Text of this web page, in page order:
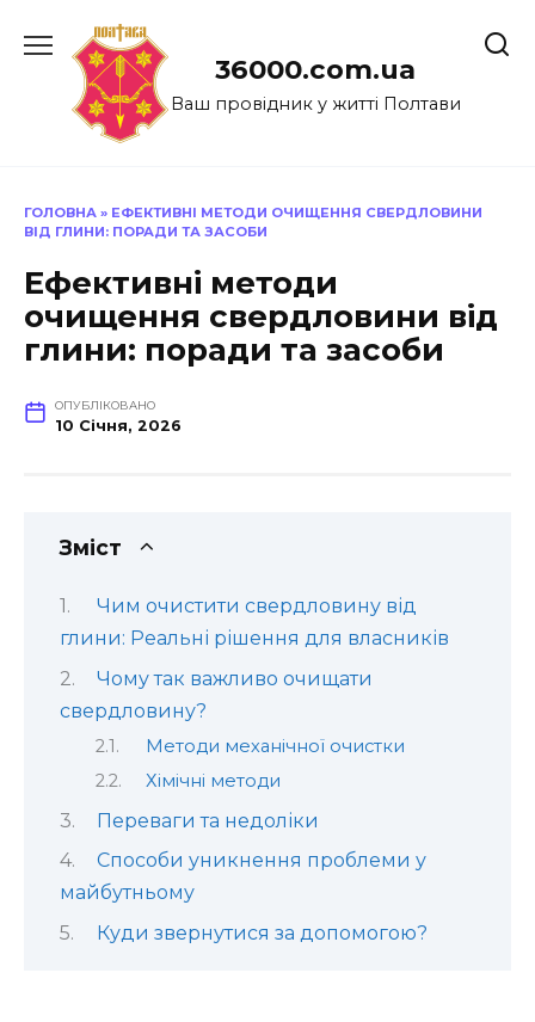
до
36000.com.ua
Ваш провідник у житті Полтави
ГОЛОВНА » ЕФЕКТИВНІ МЕТОДИ ОЧИЩЕННЯ СВЕРДЛОВИНИ
ВІД ГЛИНИ: ПОРАДИ ТА ЗАСОБИ
Ефективні методи
очищення свердловини від
глини: поради та засоби
ОПУБЛІКОВАНО
10 Січня, 2026
Зміст
Чим очистити свердловину від
глини: Реальні рішення для власників
Чому так важливо очищати
свердловину?
Методи механічної очистки
Хімічні методи
Переваги та недоліки
Способи уникнення проблеми у
майбутньому
Куди звернутися за допомогою?